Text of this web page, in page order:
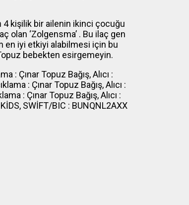
4 kişilik bir ailenin ikinci çocuğu
olan ‘Zolgensma’ . Bu ilaç gen
en iyi etkiyi alabilmesi için bu
bebekten esirgemeyin.
: Çınar Topuz Bağış, Alıcı :
: Çınar Topuz Bağış, Alıcı :
: Çınar Topuz Bağış, Alıcı :
SWİFT/‌BIC : BUNQNL2AXX